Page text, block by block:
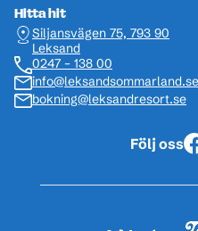
Hitta hit
Siljansvägen 75, 793 90
Leksand
0247 – 138 00
info@leksandsommarland.se
bokning@leksandresort.se
Följ oss